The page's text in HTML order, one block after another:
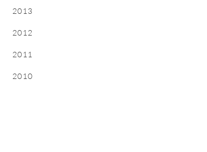
2013
2012
2011
2010